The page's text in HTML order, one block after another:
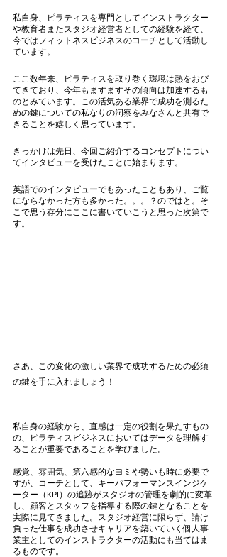
私自身、ピラティスを専門としてインストラクター
や教育者またスタジオ経営者としての経験を経て、
今ではフィットネスビジネスのコーチとして活動し
ています。
ここ数年来、ピラティスを取り巻く環境は熱をおび
てきており、今年もますますその傾向は加速するも
のとみています。この活気ある業界で成功を測るた
めの鍵についての私なりの洞察をみなさんと共有で
きることを嬉しく思っています。
きっかけは先日、今回ご紹介するコンセプトについ
てインタビューを受けたことに始まります。
英語でのインタビューでもあったこともあり、ご覧
にならなかった方も多かった。。。？のではと。そ
こで思う存分にここに書いていこうと思った次第で
す。
さあ、この変化の激しい業界で成功するための必須
の鍵を手に入れましょう！
私自身の経験から、直感は一定の役割を果たすもの
の、ピラティスビジネスにおいてはデータを理解す
ることが重要であることを学びました。
感覚、雰囲気、第六感的なヨミや勢いも時に必要で
すが、コーチとして、キーパフォーマンスインジケ
ーター（KPI）の追跡がスタジオの管理を劇的に変革
し、顧客とスタッフを指導する際の鍵となることを
実際に見てきました。スタジオ経営に限らず、請け
負った仕事を成功させキャリアを築いていく個人事
業主としてのインストラクターの活動にも当てはま
るものです。